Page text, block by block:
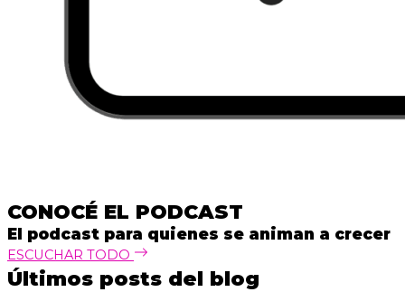
CONOCÉ EL PODCAST
El podcast para quienes se animan a crecer
ESCUCHAR TODO
Últimos posts del blog